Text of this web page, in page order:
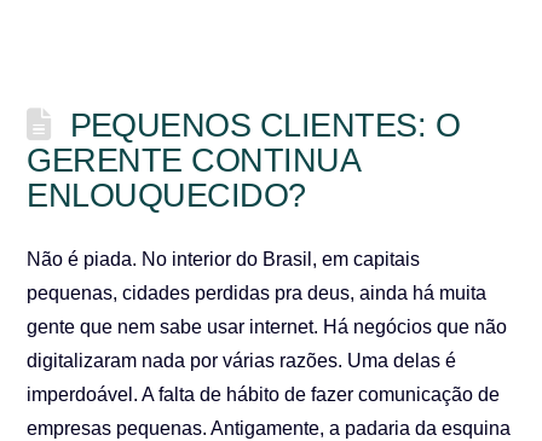
PEQUENOS CLIENTES: O
GERENTE CONTINUA
ENLOUQUECIDO?
Não é piada. No interior do Brasil, em capitais
pequenas, cidades perdidas pra deus, ainda há muita
gente que nem sabe usar internet. Há negócios que não
digitalizaram nada por várias razões. Uma delas é
imperdoável. A falta de hábito de fazer comunicação de
empresas pequenas. Antigamente, a padaria da esquina